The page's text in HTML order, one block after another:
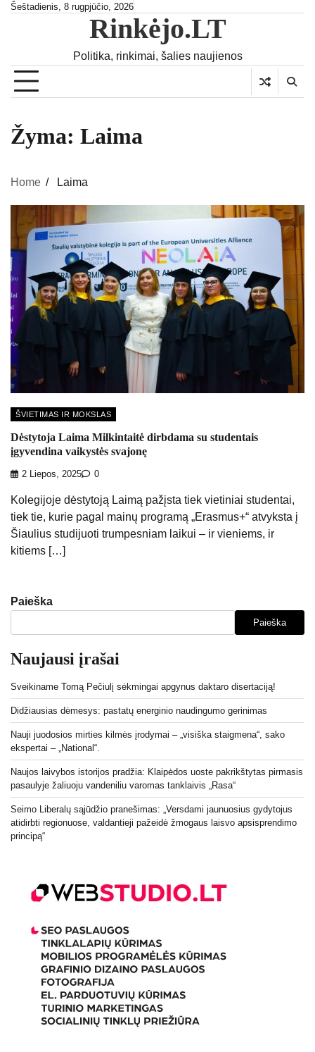
SkipŠeštadienis, 8 rugpjūčio, 2026
Rinkėjo.LT
Politika, rinkimai, šalies naujienos
Žyma: Laima
Home Laima
ŠVIETIMAS IR MOKSLAS
Dėstytoja Laima Milkintaitė dirbdama su studentais
įgyvendina vaikystės svajonę
2 Liepos, 2025 0
Kolegijoje dėstytoją Laimą pažįsta tiek vietiniai studentai,
tiek tie, kurie pagal mainų programą „Erasmus+“ atvyksta į
Šiaulius studijuoti trumpesniam laikui – ir vieniems, ir
kitiems […]
Paieška
Paieška
Naujausi įrašai
Sveikiname Tomą Pečiulį sėkmingai apgynus daktaro disertaciją!
Didžiausias dėmesys: pastatų energinio naudingumo gerinimas
Nauji juodosios mirties kilmės įrodymai – „visiška staigmena“, sako
ekspertai – „National“.
Naujos laivybos istorijos pradžia: Klaipėdos uoste pakrikštytas pirmasis
pasaulyje žaliuoju vandeniliu varomas tanklaivis „Rasa“
Seimo Liberalų sąjūdžio pranešimas: „Versdami jaunuosius gydytojus
atidirbti regionuose, valdantieji pažeidė žmogaus laisvo apsisprendimo
principą“